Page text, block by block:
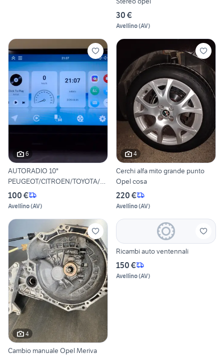
30 €
Avellino(AV)
6
AUTORADIO 10"
PEUGEOT/CITROEN/TOYOTA/O
PEL/FIAT
100 €
Avellino(AV)
4
Cerchi alfa mito grande punto
Opel cosa
220 €
Avellino(AV)
4
Cambio manuale Opel Meriva
Ricambi auto ventennali
150 €
Avellino(AV)